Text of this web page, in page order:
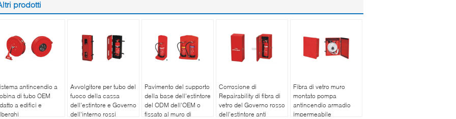
prodotti
antincendio a
di tubo OEM
a edifici e
Avvolgitore per tubo del
fuoco della cassa
dell'estintore e Governo
dell'interno rossi
Pavimento del supporto
della base dell'estintore
del ODM dell'OEM o
fissato al muro di
Corrosione di
Repairability di fibra di
vetro del Governo rosso
dell'estintore anti
Fibra di vetro muro
montato pompa
antincendio armadio
impermeabile